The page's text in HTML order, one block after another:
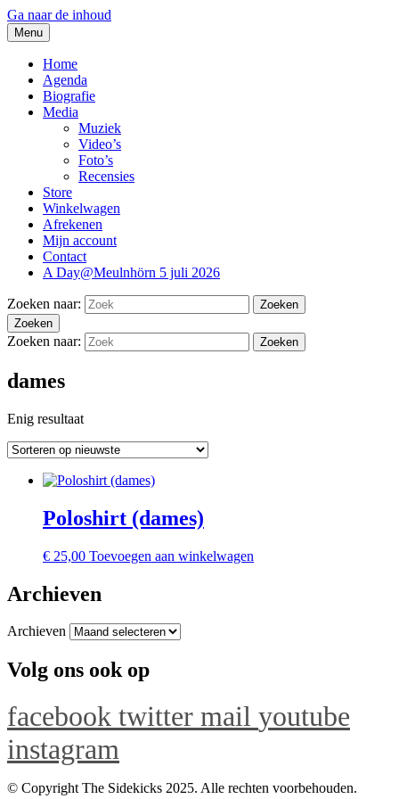
Ga naar de inhoud
thesidekicks.nl
Blues And More uit Meulnhorn
Menu
Home
Agenda
Biografie
Media
Muziek
Video’s
Foto’s
Recensies
Store
Winkelwagen
Afrekenen
Mijn account
Contact
A Day@Meulnhörn 5 juli 2026
Zoeken naar:
Zoeken
Zoeken
Zoeken naar: Zoeken
dames
Enig resultaat
Poloshirt (dames)
€ 25,00 Toevoegen aan winkelwagen
Archieven
Archieven
Volg ons ook op
facebook twitter mail youtube
instagram
© Copyright The Sidekicks 2025. Alle rechten voorbehouden.